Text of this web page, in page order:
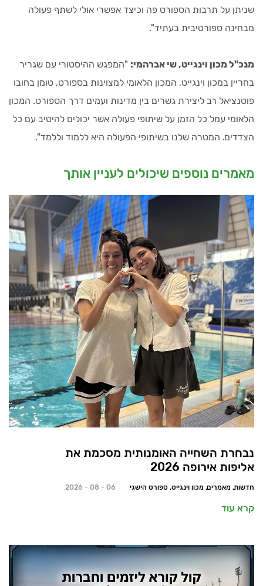
שניתן על תרבות הספורט פה וכיצד אפשרי אולי לשתף פעולה
מבחינה ספורטיבית בעתיד".
מנכ"ל מכון וינגייט, שי אברהמי: "המפגש ההיסטורי עם שגריר
בחריין במכון וינגייט, המכון הלאומי למצוינות בספורט, טומן בחובו
פוטנציאל רב ליצירת גשרים בין מדינות ועמים דרך הספורט. המכון
הלאומי עמל כל הזמן על שיתופי פעולה אשר יכולים להיטיב עם כל
הצדדים. המטרה שלנו בשיתופי הפעולה היא ללמוד וללמד".
מאמרים נוספים שיכולים לעניין אותך
נבחרת השחייה האומנותית מסכמת את
אליפות אירופה 2026
חדשות, מאמרים, מכון וינגייט, ספורט הישגי 06 - 08 - 2026
קרא עוד